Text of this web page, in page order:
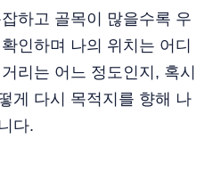
하고 골목이 많을수록 우
인하며 나의 위치는 어디
리는 어느 정도인지, 혹시
게 다시 목적지를 향해 나
다.